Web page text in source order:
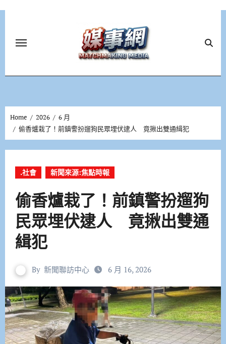
Home 2026
6 月
偷香爐栽了！前鎮警扮遛狗民眾埋伏逮人 竟揪出雙通緝犯
.社會 新聞來源:焦點時報
偷香爐栽了！前鎮警扮遛狗
民眾埋伏逮人 竟揪出雙通
緝犯
By 新聞聯訪中心 6 月 16, 2026